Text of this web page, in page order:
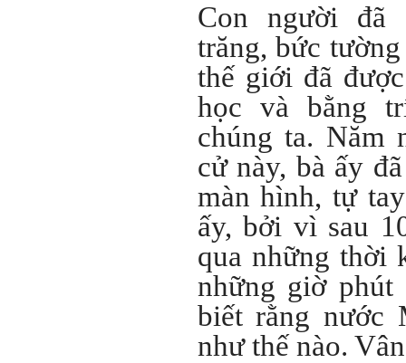
Con người đã
trăng, bức
thế giới đã
học và bằng
chúng ta. Năm
cử này, bà ấy
màn hình, tự
ấy, bởi vì sau
qua những thời
những giờ
biết rằng nước
như thế nào.